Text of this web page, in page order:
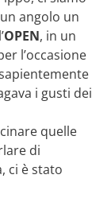
angolo un
OPEN, in un
l’occasione
i gusti dei
quelle
di
ci è stato